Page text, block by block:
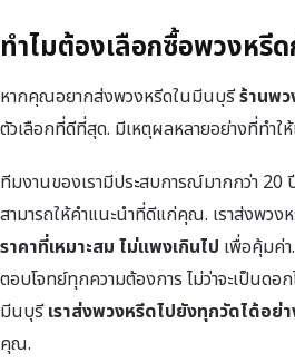
ทำไมต้องเลือกซื้อพวงหรีด
หากคุณอยากส่งพวงหรีดในมีนบุรีร้านพ
ตัวเลือกที่ดีที่สุด. มีเหตุผลหลายอย่างที่ทำให้
ทีมงานของเรามีประสบการณ์มากกว่า 20
สามารถให้คำแนะนำที่ดีแก่คุณ. เราส่งพวง
ราคาที่เหมาะสม ไม่แพงเกินไป เพื่อคุ้มค่
ตอบโจทย์ทุกความต้องการ ไม่ว่าจะเป็นดอ
มีนบุรีเราส่งพวงหรีดไปยังทุกวัดได้อย่า
คุณ.